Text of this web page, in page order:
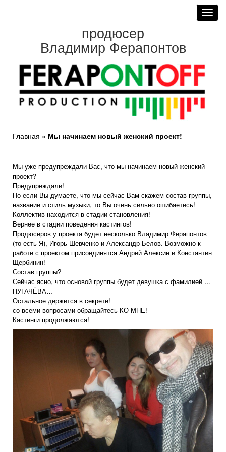
продюсер
Владимир Ферапонтов
Главная » Мы начинаем новый женский проект!
Мы уже предупреждали Вас, что мы начинаем новый женский
проект?
Предупреждали!
Но если Вы думаете, что мы сейчас Вам скажем состав группы,
название и стиль музыки, то Вы очень сильно ошибаетесь!
Коллектив находится в стадии становления!
Вернее в стадии поведения кастингов!
Продюсеров у проекта будет несколько Владимир Ферапонтов
(то есть Я), Игорь Шевченко и Александр Белов. Возможно к
работе с проектом присоединятся Андрей Алексин и Константин
Щербинин!
Состав группы?
Сейчас ясно, что основой группы будет девушка с фамилией …
ПУГАЧЁВА…
Остальное держится в секрете!
со всеми вопросами обращайтесь КО МНЕ!
Кастинги продолжаются!